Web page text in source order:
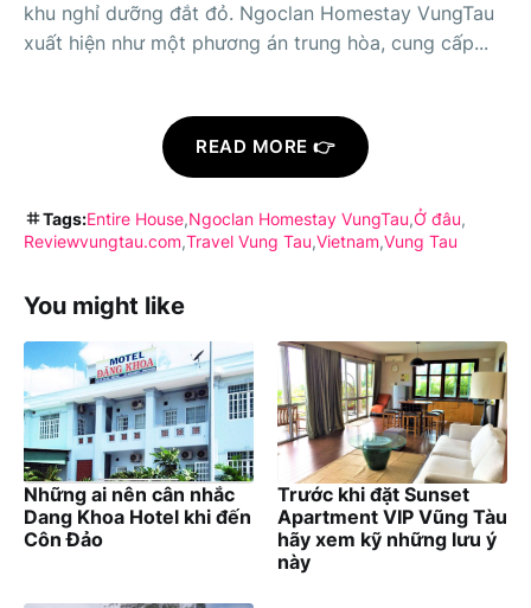
khu nghỉ dưỡng đắt đỏ. Ngoclan Homestay VungTau
xuất hiện như một phương án trung hòa, cung cấp...
READ MORE 👉
Tags:Entire House Ngoclan Homestay VungTau Ở đâu
Reviewvungtau.com Travel Vung Tau Vietnam Vung Tau
You might like
Những ai nên cân nhắc
Dang Khoa Hotel khi đến
Côn Đảo
Trước khi đặt Sunset
Apartment VIP Vũng Tàu
hãy xem kỹ những lưu ý
này